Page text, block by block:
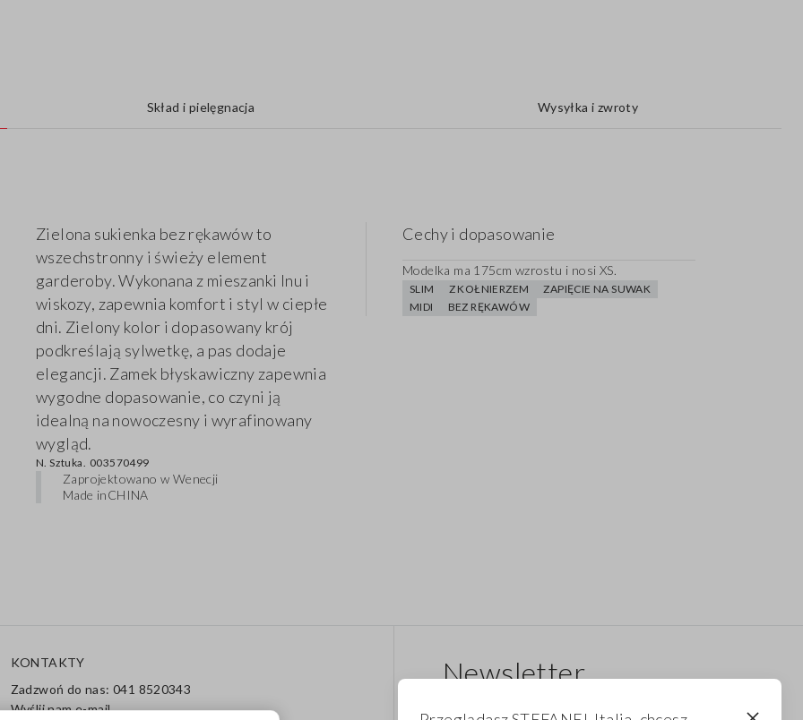
Skład i pielęgnacja Wysyłka i zwroty
Zielona sukienka bez rękawów to
wszechstronny i świeży element
garderoby. Wykonana z mieszanki lnu i
wiskozy, zapewnia komfort i styl w ciepłe
dni. Zielony kolor i dopasowany krój
podkreślają sylwetkę, a pas dodaje
elegancji. Zamek błyskawiczny zapewnia
wygodne dopasowanie, co czyni ją
idealną na nowoczesny i wyrafinowany
wygląd.
N. Sztuka. 003570499
Zaprojektowano w Wenecji
Made inCHINA
Cechy i dopasowanie
Modelka ma 175cm wzrostu i nosi XS.
SLIM Z KOŁNIERZEM
ZAPIĘCIE NA SUWAK
MIDI
BEZ RĘKAWÓW
KONTAKTY
Zadzwoń do nas: 041 8520343
Wyślij nam e-mail
Newsletter